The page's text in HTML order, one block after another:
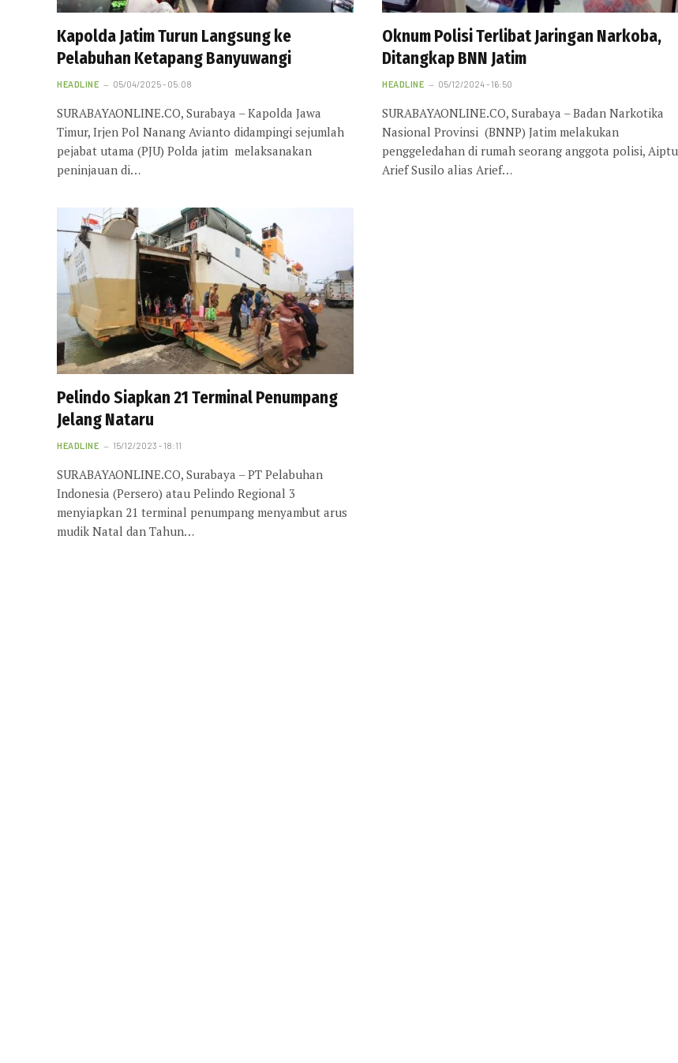
Kapolda Jatim Turun Langsung ke
Pelabuhan Ketapang Banyuwangi
HEADLINE 05/04/2025 - 05:08
SURABAYAONLINE.CO, Surabaya – Kapolda Jawa
Timur, Irjen Pol Nanang Avianto didampingi sejumlah
pejabat utama (PJU) Polda jatim melaksanakan
peninjauan di…
Oknum Polisi Terlibat Jaringan Narkoba,
Ditangkap BNN Jatim
HEADLINE 05/12/2024 - 16:50
SURABAYAONLINE.CO, Surabaya – Badan Narkotika
Nasional Provinsi (BNNP) Jatim melakukan
penggeledahan di rumah seorang anggota polisi, Aiptu
Arief Susilo alias Arief…
Pelindo Siapkan 21 Terminal Penumpang
Jelang Nataru
HEADLINE 15/12/2023 - 18:11
SURABAYAONLINE.CO, Surabaya – PT Pelabuhan
Indonesia (Persero) atau Pelindo Regional 3
menyiapkan 21 terminal penumpang menyambut arus
mudik Natal dan Tahun…